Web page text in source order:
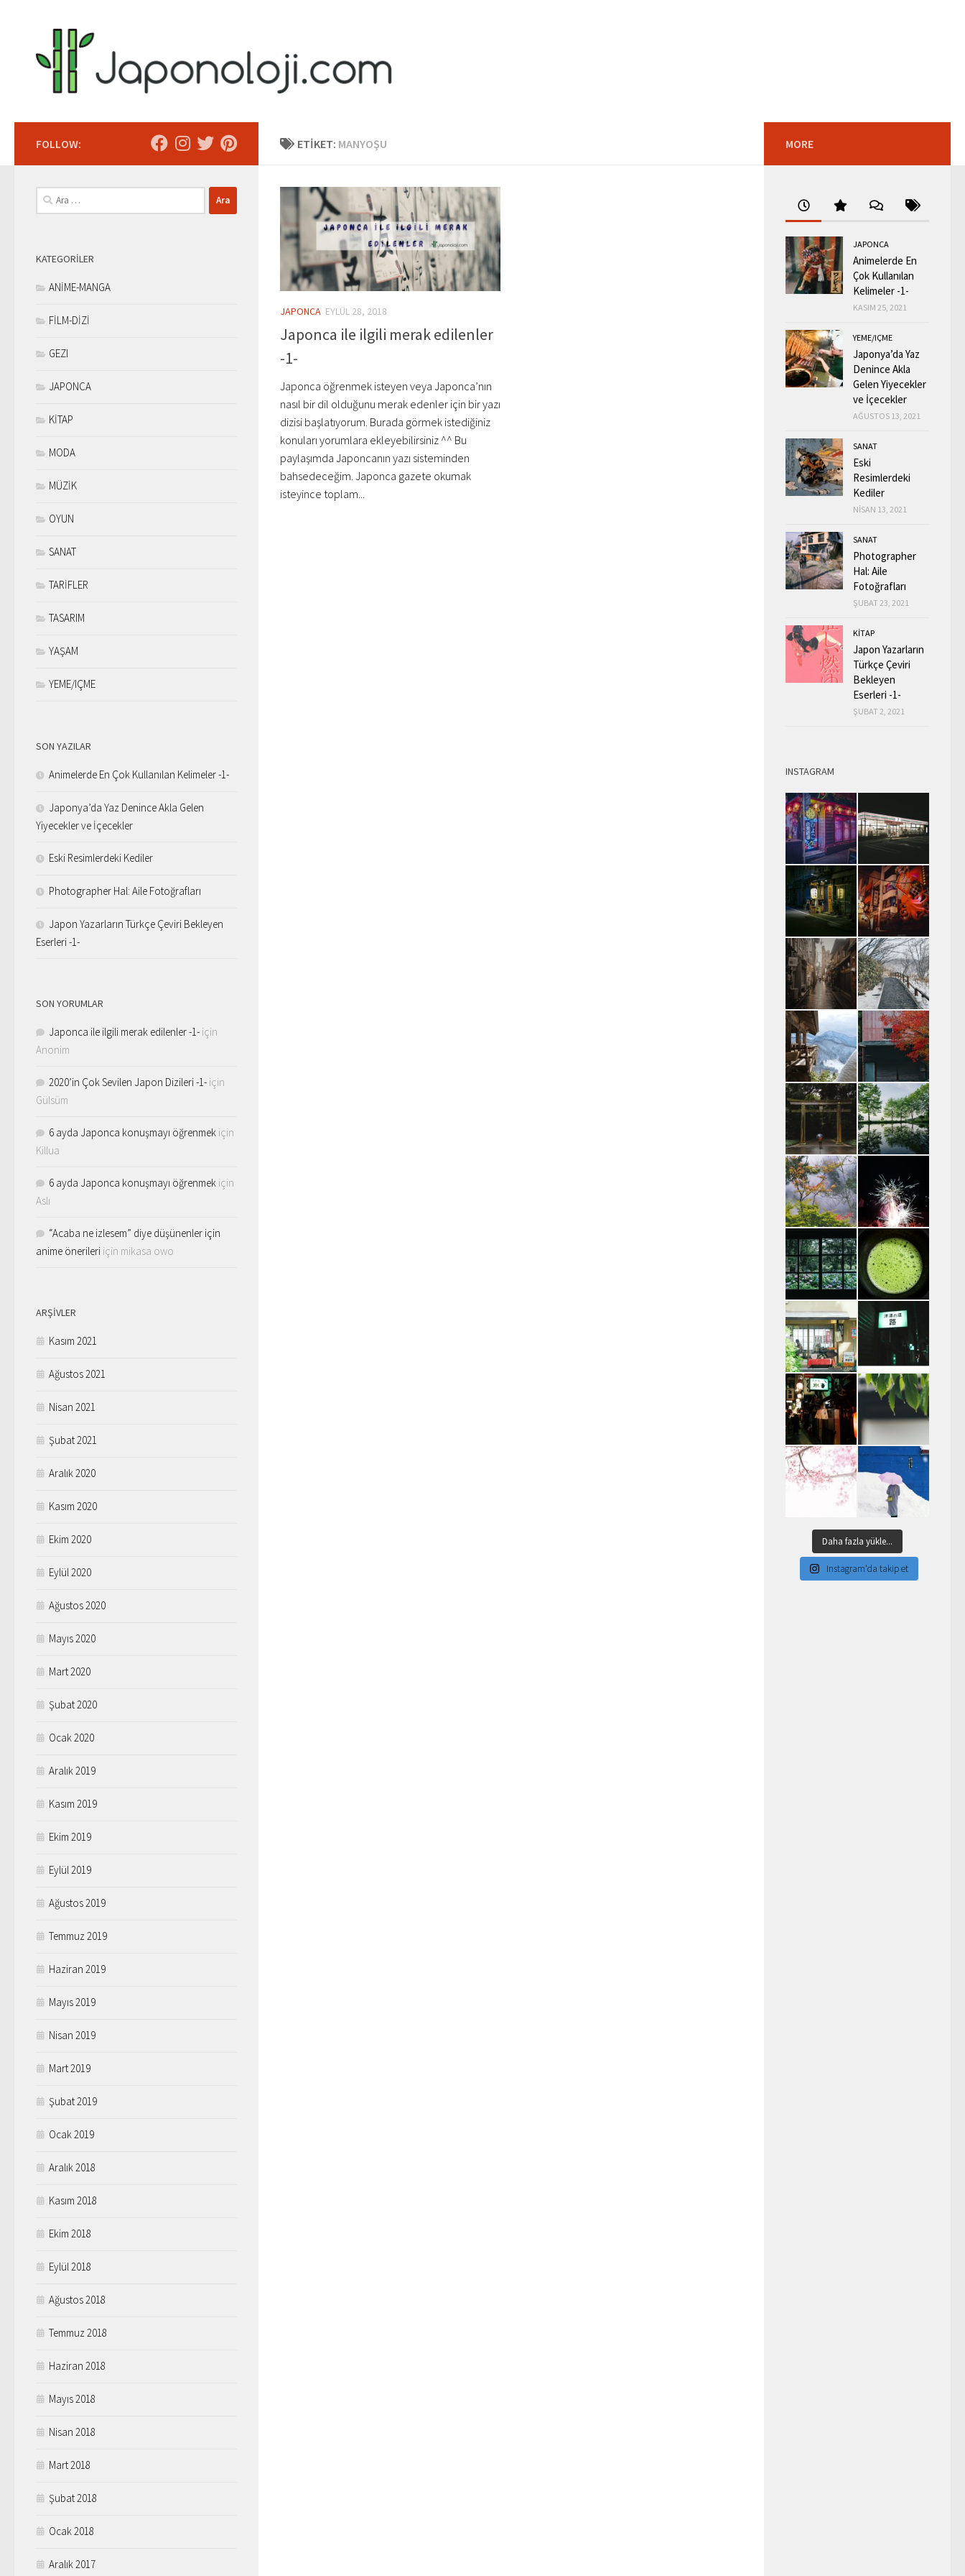
ETIKET: MANYOŞU
JAPONCA EYLÜL 28, 2018
Japonca ile ilgili merak edilenler
-1-
Japonca öğrenmek isteyen veya Japonca’nın
nasıl bir dil olduğunu merak edenler için bir yazı
dizisi başlatıyorum. Burada görmek istediğiniz
konuları yorumlara ekleyebilirsiniz ^^ Bu
paylaşımda Japoncanın yazı sisteminden
bahsedeceğim. Japonca gazete okumak
isteyince toplam...
FOLLOW:
Arama:
KATEGORILER
ANİME-MANGA
FİLM-DİZİ
GEZI
JAPONCA
KİTAP
MODA
MÜZİK
OYUN
SANAT
TARİFLER
TASARIM
YAŞAM
YEME/IÇME
SON YAZILAR
Animelerde En Çok Kullanılan Kelimeler -1-
Japonya’da Yaz Denince Akla Gelen
Yiyecekler ve İçecekler
Eski Resimlerdeki Kediler
Photographer Hal: Aile Fotoğrafları
Japon Yazarların Türkçe Çeviri Bekleyen
Eserleri -1-
SON YORUMLAR
Japonca ile ilgili merak edilenler -1- için
Anonim
2020’in Çok Sevilen Japon Dizileri -1- için
Gülsüm
6 ayda Japonca konuşmayı öğrenmek için
Killua
6 ayda Japonca konuşmayı öğrenmek için
Aslı
“Acaba ne izlesem” diye düşünenler için
anime önerileri için mikasa owo
ARŞIVLER
Kasım 2021
Ağustos 2021
Nisan 2021
Şubat 2021
Aralık 2020
Kasım 2020
Ekim 2020
Eylül 2020
Ağustos 2020
Mayıs 2020
Mart 2020
Şubat 2020
Ocak 2020
Aralık 2019
Kasım 2019
Ekim 2019
Eylül 2019
Ağustos 2019
Temmuz 2019
Haziran 2019
Mayıs 2019
Nisan 2019
Mart 2019
Şubat 2019
Ocak 2019
Aralık 2018
Kasım 2018
Ekim 2018
Eylül 2018
Ağustos 2018
Temmuz 2018
Haziran 2018
Mayıs 2018
Nisan 2018
Mart 2018
Şubat 2018
Ocak 2018
Aralık 2017
MORE
JAPONCA
Animelerde En
Çok Kullanılan
Kelimeler -1-
KASIM 25, 2021
YEME/IÇME
Japonya’da Yaz
Denince Akla
Gelen Yiyecekler
ve İçecekler
AĞUSTOS 13, 2021
SANAT
Eski
Resimlerdeki
Kediler
NISAN 13, 2021
SANAT
Photographer
Hal: Aile
Fotoğrafları
ŞUBAT 23, 2021
KİTAP
Japon Yazarların
Türkçe Çeviri
Bekleyen
Eserleri -1-
ŞUBAT 2, 2021
INSTAGRAM
Daha fazla yükle...
Instagram'da takip et